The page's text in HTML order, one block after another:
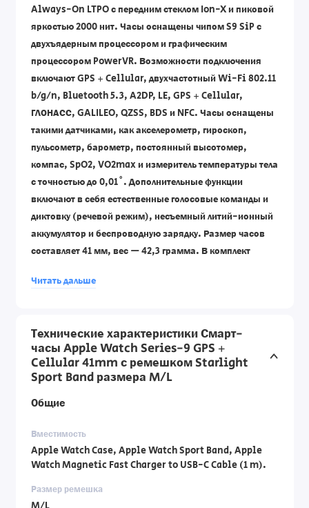
Always-On LTPO с передним стеклом Ion-X и пиковой
яркостью 2000 нит. Часы оснащены чипом S9 SiP с
двухъядерным процессором и графическим
процессором PowerVR. Возможности подключения
включают GPS + Cellular, двухчастотный Wi-Fi 802.11
b/g/n, Bluetooth 5.3, A2DP, LE, GPS + Cellular,
ГЛОНАСС, GALILEO, QZSS, BDS и NFC. Часы оснащены
такими датчиками, как акселерометр, гироскоп,
пульсометр, барометр, постоянный высотомер,
компас, SpO2, VO2max и измеритель температуры тела
с точностью до 0,01˚. Дополнительные функции
включают в себя естественные голосовые команды и
диктовку (речевой режим), несъемный литий-ионный
аккумулятор и беспроводную зарядку. Размер часов
составляет 41 мм, вес — 42,3 грамма. В комплект
Watch и магнитный кабель быстрой зарядки USB-C
Читать дальше
Технические характеристики Смарт-
часы Apple Watch Series-9 GPS +
Cellular 41mm с ремешком Starlight
Sport Band размера M/L
Общие
Вместимость
Apple Watch Case, Apple Watch Sport Band, Apple
Watch Magnetic Fast Charger to USB-C Cable (1 m).
Размер ремешка